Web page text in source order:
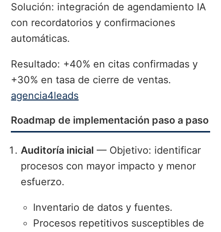
Solución: integración de agendamiento IA
con recordatorios y confirmaciones
automáticas.
Resultado: +40% en citas confirmadas y
+30% en tasa de cierre de ventas.
agencia4leads
Roadmap de implementación paso a paso
Auditoría inicial — Objetivo: identificar
procesos con mayor impacto y menor
esfuerzo.
Inventario de datos y fuentes.
Procesos repetitivos susceptibles de